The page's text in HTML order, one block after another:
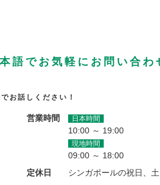
語でお気軽にお問い合わ
お話しください！
営業時間 日本時間
10:00 ～ 19:00
現地時間
09:00 ～ 18:00
定休日
シンガポールの祝日、